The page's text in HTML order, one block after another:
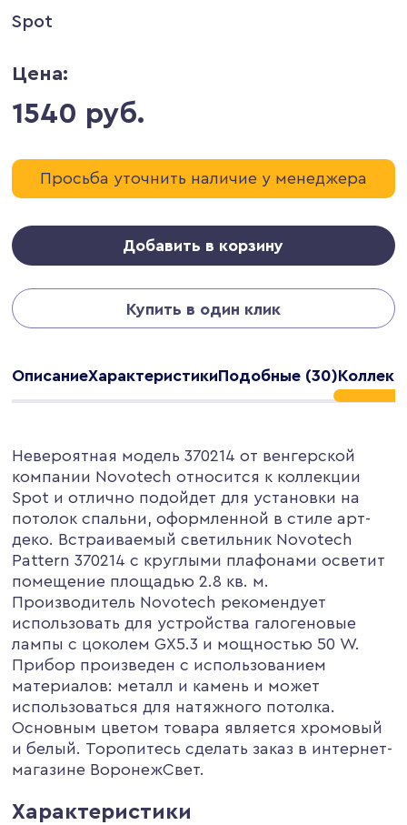
Spot
Цена:
1540 руб.
Просьба уточнить наличие у менеджера
Добавить в корзину
Купить в один клик
ОписаниеХарактеристикиПодобные (30)
Невероятная модель 370214 от венгерской
компании Novotech относится к коллекции
Spot и отлично подойдет для установки на
потолок спальни, оформленной в стиле арт-
деко. Встраиваемый светильник Novotech
Pattern 370214 с круглыми плафонами осветит
помещение площадью 2.8 кв. м.
Производитель Novotech рекомендует
использовать для устройства галогеновые
лампы с цоколем GX5.3 и мощностью 50 W.
Прибор произведен с использованием
материалов: металл и камень и может
использоваться для натяжного потолка.
Основным цветом товара является хромовый
и белый. Торопитесь сделать заказ в интернет-
магазине ВоронежСвет.
Характеристики